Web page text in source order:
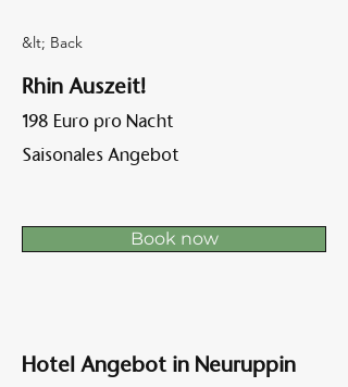
&lt; Back
Rhin Auszeit!
198 Euro pro Nacht
Saisonales Angebot
Book now
Hotel Angebot in Neuruppin